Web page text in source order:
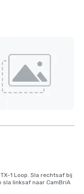
1 Loop. Sla rechtsaf bij
linksaf naar CamBriA